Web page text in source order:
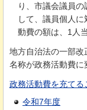
り、市議会議員
して、議員個人
動費の額は、1人
地方自治法の一部
名称が政務活動費に
政務活動費を充てる
令和7年度